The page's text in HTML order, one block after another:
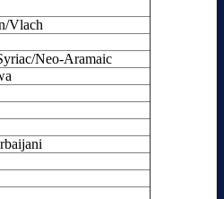
Vlach
Neo-Aramaic